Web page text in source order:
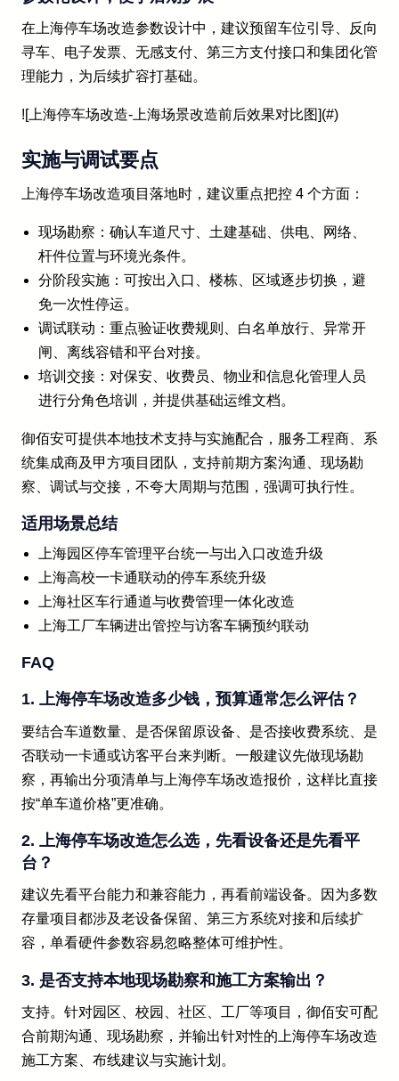
在上海停车场改造参数设计中，建议预留车位引导、反向
寻车、电子发票、无感支付、第三方支付接口和集团化管
理能力，为后续扩容打基础。
![上海停车场改造-上海场景改造前后效果对比图](#)
实施与调试要点
上海停车场改造项目落地时，建议重点把控 4 个方面：
现场勘察：确认车道尺寸、土建基础、供电、网络、
杆件位置与环境光条件。
分阶段实施：可按出入口、楼栋、区域逐步切换，避
免一次性停运。
调试联动：重点验证收费规则、白名单放行、异常开
闸、离线容错和平台对接。
培训交接：对保安、收费员、物业和信息化管理人员
进行分角色培训，并提供基础运维文档。
御佰安可提供本地技术支持与实施配合，服务工程商、系
统集成商及甲方项目团队，支持前期方案沟通、现场勘
察、调试与交接，不夸大周期与范围，强调可执行性。
适用场景总结
上海园区停车管理平台统一与出入口改造升级
上海高校一卡通联动的停车系统升级
上海社区车行通道与收费管理一体化改造
上海工厂车辆进出管控与访客车辆预约联动
FAQ
1. 上海停车场改造多少钱，预算通常怎么评估？
要结合车道数量、是否保留原设备、是否接收费系统、是
否联动一卡通或访客平台来判断。一般建议先做现场勘
察，再输出分项清单与上海停车场改造报价，这样比直接
按“单车道价格”更准确。
2. 上海停车场改造怎么选，先看设备还是先看平
台？
建议先看平台能力和兼容能力，再看前端设备。因为多数
存量项目都涉及老设备保留、第三方系统对接和后续扩
容，单看硬件参数容易忽略整体可维护性。
3. 是否支持本地现场勘察和施工方案输出？
支持。针对园区、校园、社区、工厂等项目，御佰安可配
合前期沟通、现场勘察，并输出针对性的上海停车场改造
施工方案、布线建议与实施计划。